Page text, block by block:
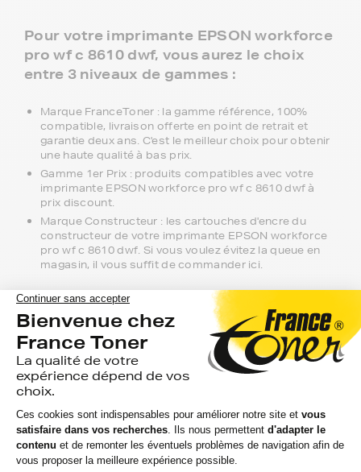
Pour votre imprimante EPSON workforce
pro wf c 8610 dwf, vous aurez le choix
entre 3 niveaux de gammes :
Marque FranceToner : la gamme référence, 100%
compatible, livraison offerte en point de retrait et
garantie deux ans. C'est le meilleur choix pour obtenir
une haute qualité à bas prix.
Gamme 1er Prix : produits compatibles avec votre
imprimante EPSON workforce pro wf c 8610 dwf à
prix discount.
Marque Constructeur : les cartouches d'encre du
constructeur de votre imprimante EPSON workforce
pro wf c 8610 dwf. Si vous voulez évitez la queue en
magasin, il vous suffit de commander ici.
Notre équipe de conseillers se tient à
votre disposition si vous avez des
questions.
Nous sommes disponibles depuis votre espace client ou
packs de cartouches si vous souhaitez optimiser le coût
à la feuille imprimée.
Toutes nos livraisons sont suivies depuis notre entrepôt
à leur arrivée chez vous ou au point de retrait. Nous